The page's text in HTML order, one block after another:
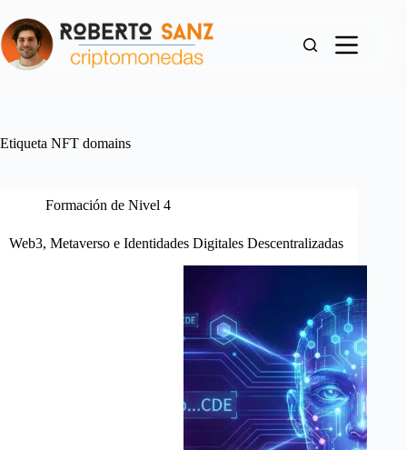
al
contenido
Etiqueta NFT domains
Formación de Nivel 4
Web3, Metaverso e Identidades Digitales Descentralizadas